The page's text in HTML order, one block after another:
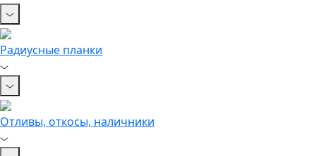
Радиусные планки
Отливы, откосы, наличники